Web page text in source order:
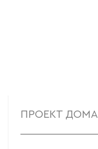
ПРОЕКТ ДОМА